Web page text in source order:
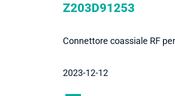
Z203D91253
Connettore coassiale RF
2023-12-12